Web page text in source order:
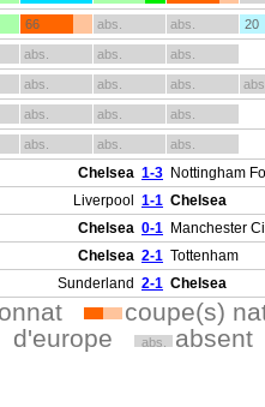
66 abs. abs. 20
abs. abs. abs.
abs. abs. abs.
abs. abs. abs.
abs. abs. abs.
Chelsea 1-3 Nottingham
Liverpool 1-1 Chelsea
Chelsea 0-1 Manchester
Chelsea 2-1 Tottenham
Sunderland 2-1 Chelsea
coupe(s)
d'europe
abs. absent